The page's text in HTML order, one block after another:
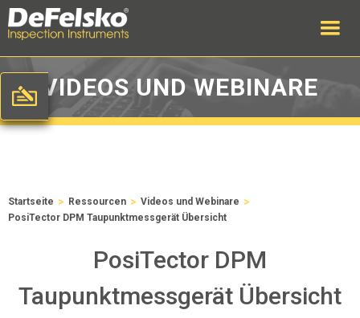
VIDEOS UND WEBINARE
Startseite > Ressourcen > Videos und Webinare >
PosiTector DPM Taupunktmessgerät Übersicht
PosiTector DPM
Taupunktmessgerät Übersicht